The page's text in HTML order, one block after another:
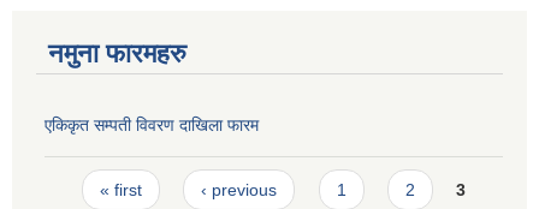
नमुना फारमहरु
एकिकृत सम्पती विवरण दाखिला फारम
Pages
« first ‹ previous 1 2 3